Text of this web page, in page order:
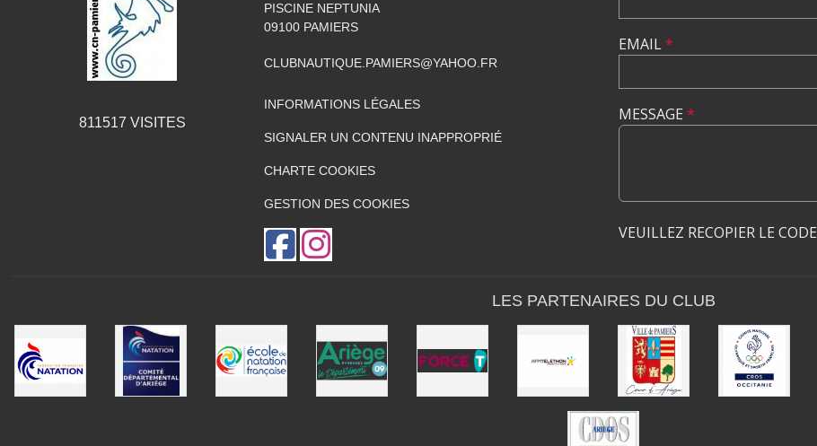
811517 VISITES
PISCINE NEPTUNIA
09100 PAMIERS
CLUBNAUTIQUE.PAMIERS@YAHOO.FR
INFORMATIONS LÉGALES
SIGNALER UN CONTENU INAPPROPRIÉ
CHARTE COOKIES
GESTION DES COOKIES
EMAIL*
MESSAGE *
VEUILLEZ RECOPIER LE CODE
LES PARTENAIRES DU CLUB